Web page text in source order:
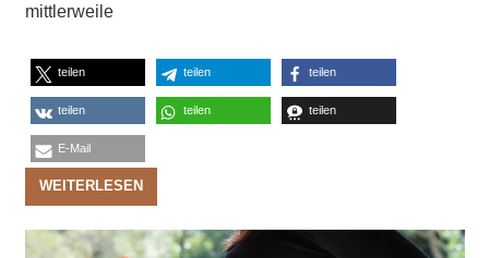
mittlerweile
teilen teilen teilen
teilen teilen teilen
E-Mail
WEITERLESEN